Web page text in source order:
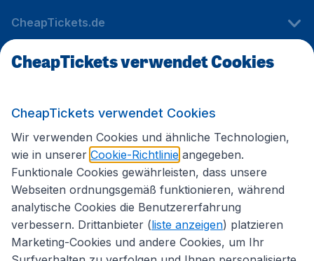
CheapTickets.de
Internationale Webseiten
Folgen Sie uns:
CheapTickets verwendet Cookies
CheapTickets verwendet Cookies
Wir verwenden Cookies und ähnliche Technologien,
wie in unserer Cookie-Richtlinie angegeben.
Funktionale Cookies gewährleisten, dass unsere
Webseiten ordnungsgemäß funktionieren, während
analytische Cookies die Benutzererfahrung
verbessern. Drittanbieter (liste anzeigen) platzieren
Marketing-Cookies und andere Cookies, um Ihr